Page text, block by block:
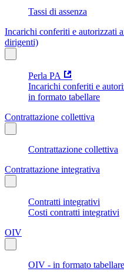
Tassi di assenza
Incarichi conferiti e autorizzati
dirigenti)
Perla PA
Incarichi conferiti e
in formato tabellare
Contrattazione collettiva
Contrattazione collettiva
Contrattazione integrativa
Contratti integrativi
Costi contratti integrativi
OIV
OIV - in formato tabellare